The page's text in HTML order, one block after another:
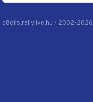
q8oils.rallylive.hu - 2002-2026